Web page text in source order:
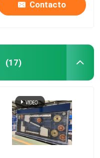
Contacto
(17)